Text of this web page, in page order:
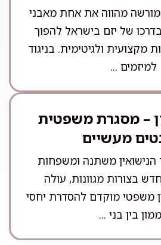
מהווה את אחת מאבני
של יזם בישראל להפוך
מקצועית ולגיטימית. בניגוד
למיזמים ...
– מסגרת משפטית
מעשיים
הנישואין משתנה ומשפחות
בצורות מגוונות, עולה
משפטי מוקדם להסדרת יחסי
בין בני ...